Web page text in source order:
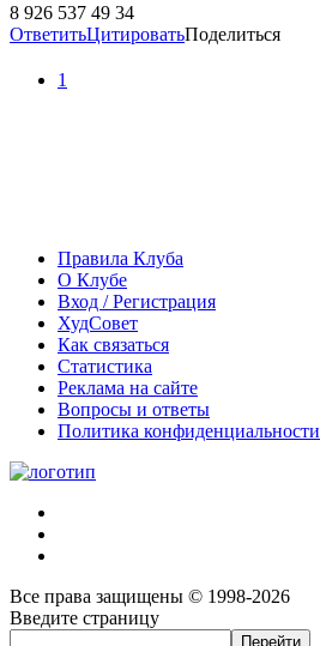
8 926 537 49 34
ОтветитьЦитироватьПоделиться
1
Правила Клуба
О Клубе
Вход / Регистрация
ХудСовет
Как связаться
Статистика
Реклама на сайте
Вопросы и ответы
Политика конфиденциальности
Все права защищены © 1998-2026
Введите страницу